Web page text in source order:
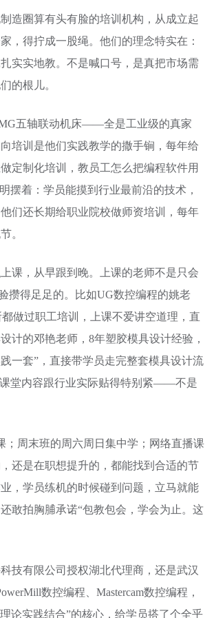
造圈算有头有脸的培训机构，从成立起
得拧成一股绳。他们的理念特实在：
实实地教。不是喊口号，是真把市场需
的根儿。
五轴联动机床——全是工业级的真家
培训是他们实践教学的撒手锏，每年给
定制化培训，教员工怎么把编程软件用
摆着：学员能摸到行业最前沿的技术，
们还长期给职业院校做师资培训，每年
。
课，从早跟到晚。上课的老师不是只会
攒得足足的。比如UG数控编程的姚老
做过职工培训，上课不爱讲空道理，直
计的邓艳老师，8年塑胶模具设计经验，
一套”，直接带学员走完整套模具设计流
堂内容跟行业实际贴得特别紧——不是
；周末班的周六周日集中学；网络直播课
还是在职想提升的，都能找到合适的节
，学员练机的时候碰到问题，立马就能
敢拍胸脯承诺“包教包会，学会为止。这
技有限公司授权湖北代理商，还是武汉
数控编程、Mastercam数控编程，
论实践结合”的核心，给学员搭了个全乎